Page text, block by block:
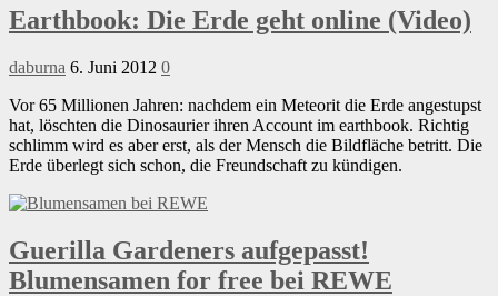
Earthbook: Die Erde geht online (Video)
daburna 6. Juni 2012 0
Vor 65 Millionen Jahren: nachdem ein Meteorit die Erde angestupst
hat, löschten die Dinosaurier ihren Account im earthbook. Richtig
schlimm wird es aber erst, als der Mensch die Bildfläche betritt. Die
Erde überlegt sich schon, die Freundschaft zu kündigen.
Guerilla Gardeners aufgepasst!
Blumensamen for free bei REWE